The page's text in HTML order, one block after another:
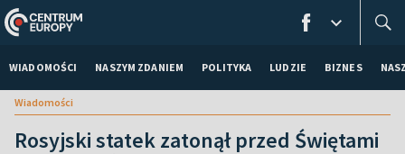
WIADOMOŚCI NASZYM ZDANIEM POLITYKA LUDZIE BIZNES
Wiadomości
Rosyjski statek zatonął przed Świętami